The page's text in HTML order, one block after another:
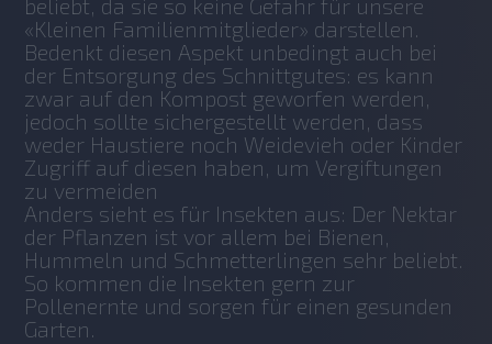
beliebt, da sie so keine Gefahr für unsere
«Kleinen Familienmitglieder» darstellen.
Bedenkt diesen Aspekt unbedingt auch bei
der Entsorgung des Schnittgutes: es kann
zwar auf den Kompost geworfen werden,
jedoch sollte sichergestellt werden, dass
weder Haustiere noch Weidevieh oder Kinder
Zugriff auf diesen haben, um Vergiftungen
zu vermeiden
Anders sieht es für Insekten aus: Der Nektar
der Pflanzen ist vor allem bei Bienen,
Hummeln und Schmetterlingen sehr beliebt.
So kommen die Insekten gern zur
Pollenernte und sorgen für einen gesunden
Garten.